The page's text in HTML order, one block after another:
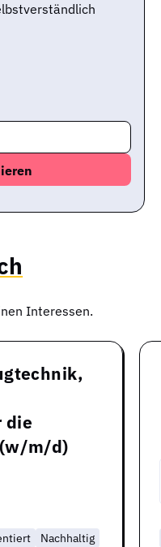
Interessen.
die
m/d)
Nachhaltig